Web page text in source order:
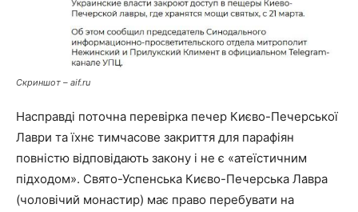
Скриншот – aif.ru
Насправді поточна перевірка печер Києво-Печерської
Лаври та їхнє тимчасове закриття для парафіян
повністю відповідають закону і не є «атеїстичним
підходом». Свято-Успенська Києво-Печерська Лавра
(чоловічий монастир) має право перебувати на